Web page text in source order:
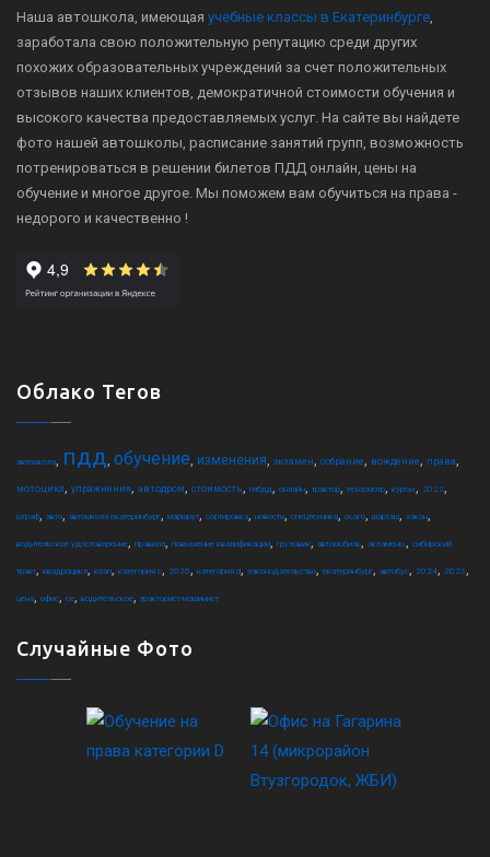
Наша автошкола, имеющая учебные классы в Екатеринбурге
заработала свою положительную репутацию среди других
похожих образовательных учреждений за счет положительных
отзывов наших клиентов, демократичной стоимости обучения и
высокого качества предоставляемых услуг. На сайте вы найдете
фото нашей автошколы, расписание занятий групп, возможность
потренироваться в решении билетов ПДД онлайн, цены на
обучение и многое другое. Мы поможем вам обучиться на права -
недорого и качественно !
Облако Тегов
автошкола пдд обучение изменения экзамен собрание вождение права
мотоцикл упражнения автодром стоимость гибдд онлайн трактор техосмотр курсы 2022
штраф авто автошкола екатеринбург маршрут сортировка новости спецтехника осаго шарташ закон
водительское удостоверение правила повышение квалификации грузовик автомобиль экзамены сибирский
тракт квадроцикл коап категория c 2025 категория d законодательство екатеринбург автобус 2024 2023
цена офис ce водительское тракторист-машинист
Случайные Фото